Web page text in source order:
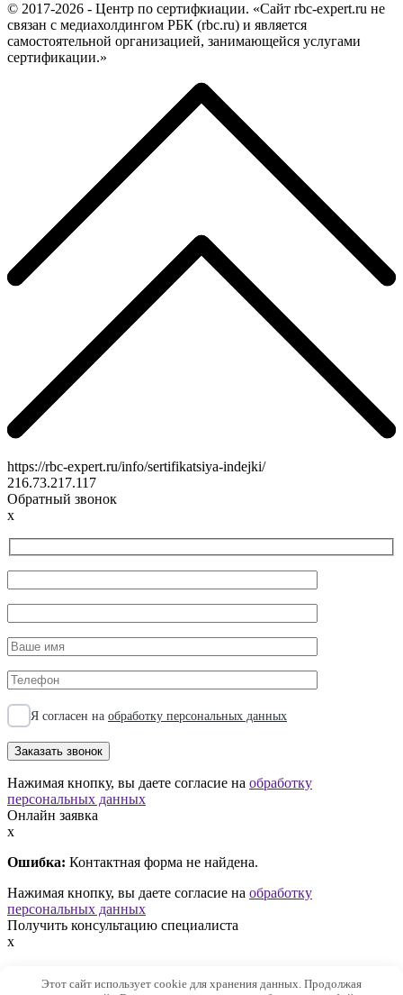
© 2017-2026 - Центр по сертифкиации. «Сайт rbc-expert.ru не
связан с медиахолдингом РБК (rbc.ru) и является
самостоятельной организацией, занимающейся услугами
сертификации.»
https://rbc-expert.ru/info/sertifikatsiya-indejki/
216.73.217.117
Обратный звонок
x
Я согласен на обработку персональных данных
Нажимая кнопку, вы даете согласие на обработку
персональных данных
Онлайн заявка
x
Ошибка: Контактная форма не найдена.
Нажимая кнопку, вы даете согласие на обработку
персональных данных
Получить консультацию специалиста
x
Этот сайт использует cookie для хранения данных. Продолжая